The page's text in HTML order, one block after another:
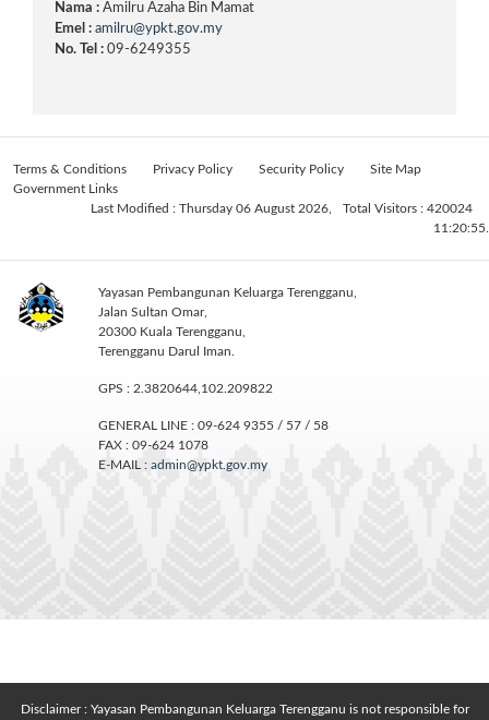
Nama : Amilru Azaha Bin Mamat
Emel : amilru@ypkt.gov.my
No. Tel : 09-6249355
Terms & Conditions Privacy Policy Security Policy
Site Map
Government Links
Total Visitors : 420024
Last Modified : Thursday 06 August 2026,
11:20:55.
Yayasan Pembangunan Keluarga Terengganu,
Jalan Sultan Omar,
20300 Kuala Terengganu,
Terengganu Darul Iman.
GPS : 2.3820644,102.209822
GENERAL LINE : 09-624 9355 / 57 / 58
FAX : 09-624 1078
E-MAIL : admin@ypkt.gov.my
Disclaimer : Yayasan Pembangunan Keluarga Terengganu is not responsible for